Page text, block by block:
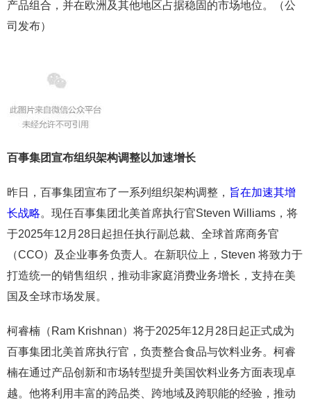
产品组合，并在欧洲及其他地区占据稳固的市场地位。（公
司发布）
百事集团宣布组织架构调整以加速增长
昨日，百事集团宣布了一系列组织架构调整， 旨在加速其增
长战略。现任百事集团北美首席执行官Steven Williams，将
于2025年12月28日起担任执行副总裁、全球首席商务官
（CCO）及企业事务负责人。在新职位上，Steven 将致力于
打造统一的销售组织，推动非家庭消费业务增长，支持在美
国及全球市场发展。
柯睿楠（Ram Krishnan）将于2025年12月28日起正式成为
百事集团北美首席执行官，负责整合食品与饮料业务。柯睿
楠在通过产品创新和市场转型提升美国饮料业务方面表现卓
越。他将利用丰富的跨品类、跨地域及跨职能的经验，推动